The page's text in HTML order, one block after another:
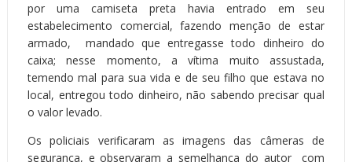
por uma camiseta preta havia entrado em seu
estabelecimento comercial, fazendo menção de estar
armado, mandado que entregasse todo dinheiro do
caixa; nesse momento, a vítima muito assustada,
temendo mal para sua vida e de seu filho que estava no
local, entregou todo dinheiro, não sabendo precisar qual
o valor levado.
Os policiais verificaram as imagens das câmeras de
segurança, e observaram a semelhança do autor com